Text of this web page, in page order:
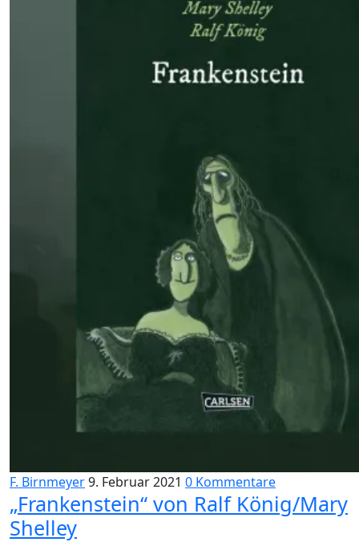
F. Birnmeyer9. Februar 2021 0 Kommentare
„Frankenstein“ von Ralf König/Mary
Shelley